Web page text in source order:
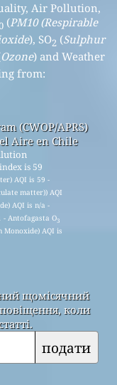
Air Pollution,
(PM10 (Respirable
), SO2 (Sulphur
Ozone) and Weather
from:
(CWOP/APRS)
Aire en Chile
is 59
AQI is 59 -
matter)) AQI
AQI is n/a -
- Antofagasta O3
Monoxide) AQI is
щомісячний
коли
подати